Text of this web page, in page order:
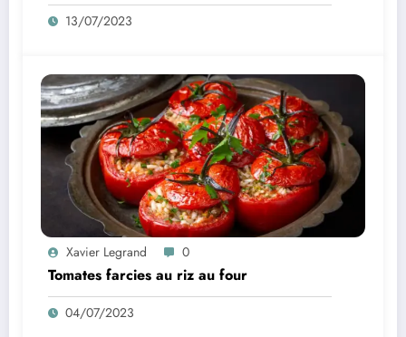
13/07/2023
Xavier Legrand 0
Tomates farcies au riz au four
04/07/2023